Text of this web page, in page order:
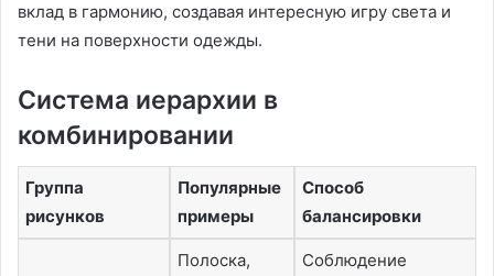
вклад в гармонию, создавая интересную игру света и
тени на поверхности одежды.
Система иерархии в
комбинировании
Группа
рисунков
Популярные
примеры
Способ
балансировки
Полоска,
Соблюдение